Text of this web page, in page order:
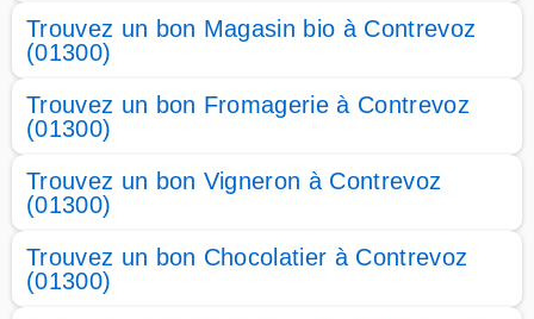
Trouvez un bon Magasin bio à Contrevoz
(01300)
Trouvez un bon Fromagerie à Contrevoz
(01300)
Trouvez un bon Vigneron à Contrevoz
(01300)
Trouvez un bon Chocolatier à Contrevoz
(01300)